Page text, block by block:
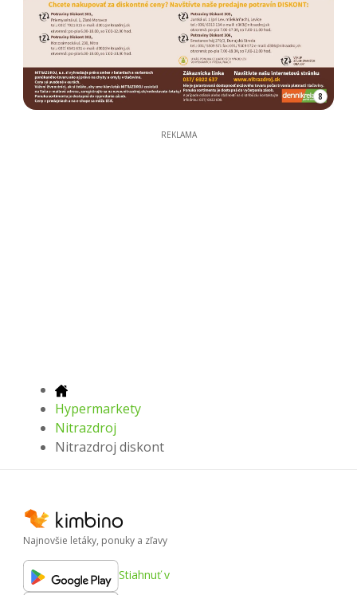
8
REKLAMA
Hypermarkety
Nitrazdroj
Nitrazdroj diskont
Najnovšie letáky, ponuky a zľavy
Stiahnuť v